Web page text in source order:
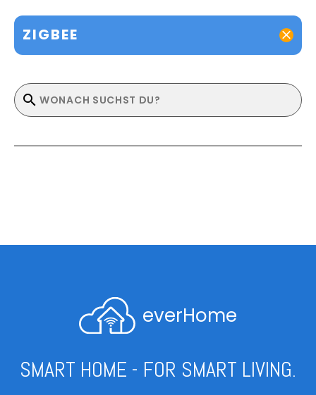
ZIGBEE
everHome
SMART HOME - FOR SMART LIVING.